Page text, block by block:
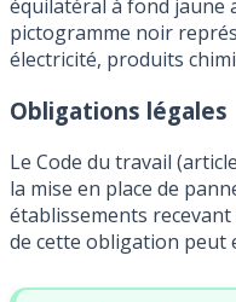
équilatéral à fond jaune
pictogramme noir
électricité, produits
Obligations légales
Le Code du travail
la mise en place de
établissements
de cette obligation peut